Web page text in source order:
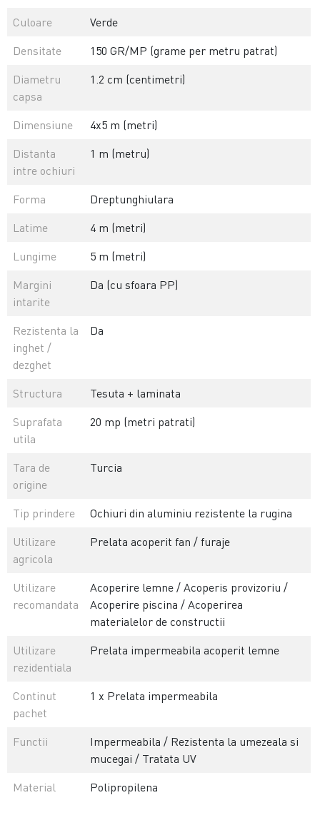
Culoare
Verde
Densitate
150 GR/MP (grame per metru patrat)
Diametru
capsa
1.2 cm (centimetri)
Dimensiune
4x5 m (metri)
Distanta
intre ochiuri
1 m (metru)
Forma
Dreptunghiulara
Latime
4 m (metri)
Lungime
5 m (metri)
Margini
intarite
Da (cu sfoara PP)
Rezistenta la
inghet /
dezghet
Da
Structura
Tesuta + laminata
Suprafata
utila
20 mp (metri patrati)
Tara de
origine
Turcia
Tip prindere
Ochiuri din aluminiu rezistente la rugina
Utilizare
agricola
Prelata acoperit fan / furaje
Utilizare
recomandata
Acoperire lemne / Acoperis provizoriu /
Acoperire piscina / Acoperirea
materialelor de constructii
Utilizare
rezidentiala
Prelata impermeabila acoperit lemne
Continut
pachet
1 x Prelata impermeabila
Functii
Impermeabila / Rezistenta la umezeala si
mucegai / Tratata UV
Material
Polipropilena